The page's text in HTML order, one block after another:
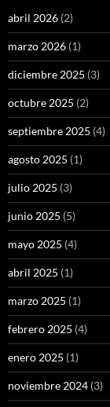
abril 2026 (2)
marzo 2026 (1)
diciembre 2025 (3)
octubre 2025 (2)
septiembre 2025 (4)
agosto 2025 (1)
julio 2025 (3)
junio 2025 (5)
mayo 2025 (4)
abril 2025 (1)
marzo 2025 (1)
febrero 2025 (4)
enero 2025 (1)
noviembre 2024 (3)